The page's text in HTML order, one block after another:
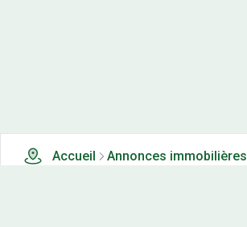
Accueil
Annonces immobilières